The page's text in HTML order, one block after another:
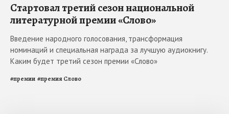
Стартовал третий сезон национальной
литературной премии «Слово»
Введение народного голосования, трансформация
номинаций и специальная награда за лучшую аудиокнигу.
Каким будет третий сезон премии «Слово»
#премии #премия Слово